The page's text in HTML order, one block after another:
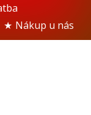
Nákup u nás